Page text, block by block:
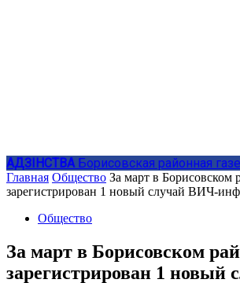
АДЗIНСТВА Борисовская районная
Главная Общество За март в Борисовском
зарегистрирован 1 новый случай ВИЧ-
Общество
За март в Борисовском
зарегистрирован 1 новый